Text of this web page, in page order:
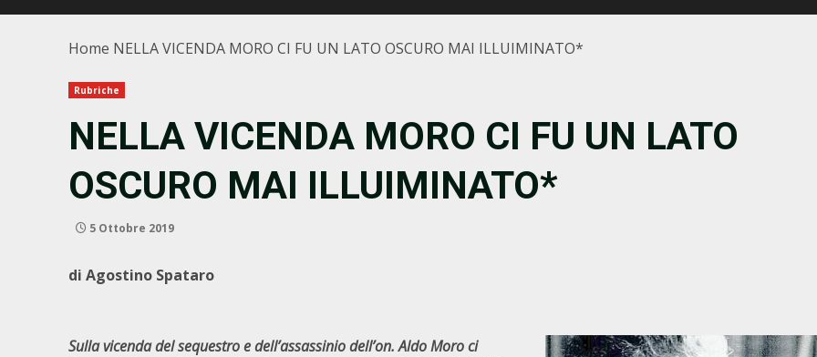
Home NELLA VICENDA MORO CI FU UN LATO OSCURO MAI ILLUIMINATO*
Rubriche
NELLA VICENDA MORO CI FU UN LATO
OSCURO MAI ILLUIMINATO*
5 Ottobre 2019
di Agostino Spataro
Sulla vicenda del sequestro e dell’assassinio dell’on. Aldo Moro ci